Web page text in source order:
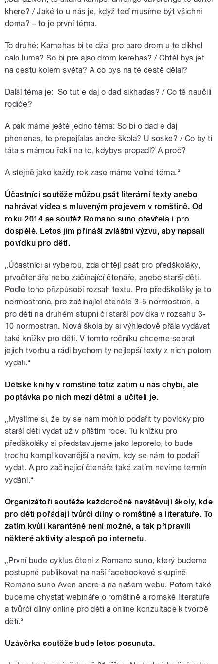
khere? / Jaké to u nás je, když teď musíme být všichni
doma? – to je první téma.
To druhé: Kamehas bi te džal pro baro drom u te dikhel
calo luma? So bi pre ajso drom kerehas? / Chtěl bys jet
na cestu kolem světa? A co bys na té cestě dělal?
Další téma je: So tut e daj o dad sikhaďas? / Co tě naučili
rodiče?
A pak máme ještě jedno téma: So bi o dad e daj
phenenas, te prepejľalas andre škola? U soske? / Co by ti
táta s mámou řekli na to, kdybys propadl? A proč?
A stejně jako každý rok zase máme volné téma.“
Účastníci soutěže můžou psát literární texty anebo
nahrávat videa s mluveným projevem v romštině. Od
roku 2014 se soutěž Romano suno otevřela i pro
dospělé. Letos jim přináší zvláštní výzvu, aby napsali
povídku pro děti.
„Účastníci si vyberou, zda chtějí psát pro předškoláky,
prvočtenáře nebo začínající čtenáře, anebo starší děti.
Podle toho přizpůsobí rozsah textu. Pro předškoláky je to
normostrana, pro začínající čtenáře 3-5 normostran, a
pro děti na druhém stupni či starší povídka v rozsahu 3-
10 normostran. Nová škola by si výhledově přála vydávat
také knížky pro děti. V tomto ročníku chceme sebrat
jejich tvorbu a rádi bychom ty nejlepší texty z nich potom
vydali.“
Dětské knihy v romštině totiž zatím u nás chybí, ale
poptávka po nich mezi dětmi a učiteli je.
„Myslíme si, že by se nám mohlo podařit ty povídky pro
starší děti vydat už v příštím roce. Tu knížku pro
předškoláky si představujeme jako leporelo, to bude
trochu komplikovanější a nevím, kdy se nám to podaří
vydat. A pro začínající čtenáře také zatím nevíme termín
vydání.“
Organizátoři soutěže každoročně navštěvují školy, kde
pro děti pořádají tvůrčí dílny o romštině a literatuře. To
zatím kvůli karanténě není možné, a tak připravili
některé aktivity alespoň po internetu.
„První bude cyklus čtení z Romano suno, který budeme
postupně publikovat na naší facebookové skupině
Romano suno Aven andre a na našem webu. Potom také
budeme chystat webináře o romštině a romské literatuře
a tvůrčí dílny online pro děti a online konzultace k tvorbě
dětí.“
Uzávěrka soutěže bude letos posunuta.